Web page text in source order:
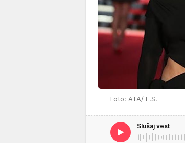
Foto: ATA/ F.S.
Slušaj vest